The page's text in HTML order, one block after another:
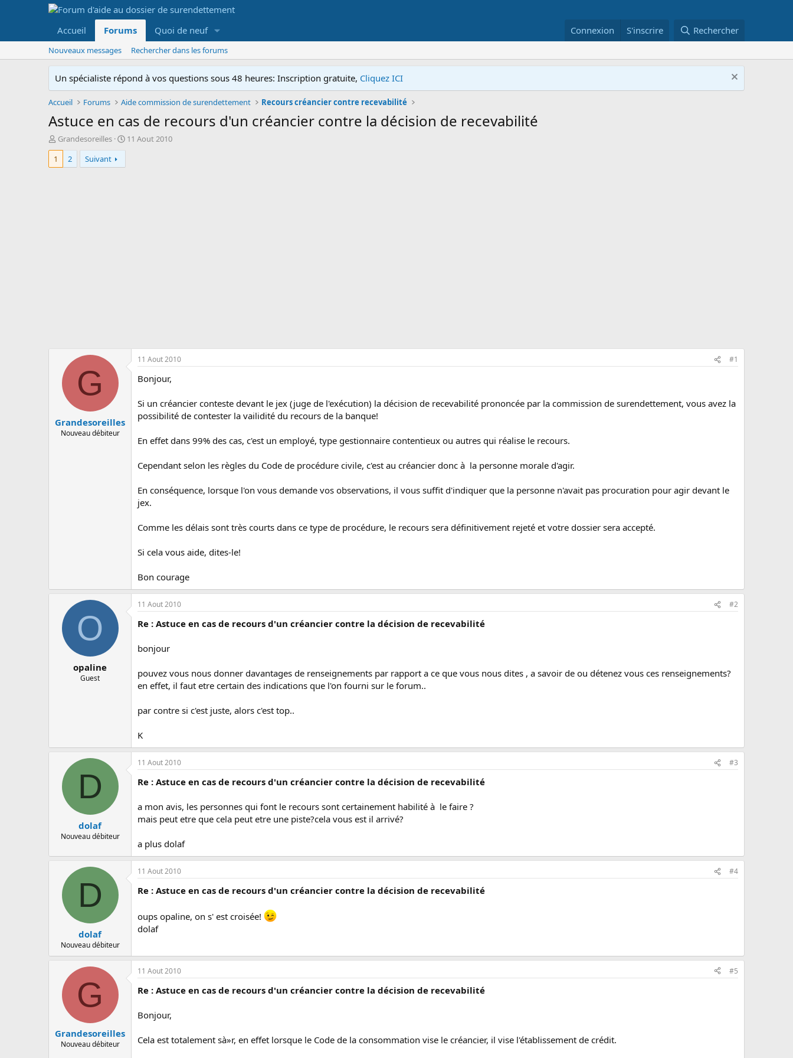
Accueil Forums Quoi de neuf Connexion S'inscrire Rechercher
Nouveaux messages Rechercher dans les forums
Un spécialiste répond à vos questions sous 48 heures: Inscription gratuite, Cliquez ICI
Accueil Forums Aide commission de surendettement Recours créancier contre recevabilité
Astuce en cas de recours d'un créancier contre la décision de recevabilité
A
u
e
Grandesoreilles
D11 Aout 2010
1
2 Suivant
G
Grandesoreilles
Nouveau débiteur
11 Aout 2010 #1
Bonjour,
Si un créancier conteste devant le jex (juge de l'exécution) la décision de recevabilité prononcée par la commission de surendettement, vous avez la
possibilité de contester la vailidité du recours de la banque!
En effet dans 99% des cas, c'est un employé, type gestionnaire contentieux ou autres qui réalise le recours.
Cependant selon les règles du Code de procédure civile, c'est au créancier donc à la personne morale d'agir.
En conséquence, lorsque l'on vous demande vos observations, il vous suffit d'indiquer que la personne n'avait pas procuration pour agir devant le
jex.
Comme les délais sont très courts dans ce type de procédure, le recours sera définitivement rejeté et votre dossier sera accepté.
Si cela vous aide, dites-le!
Bon courage
O
opaline
Guest
11 Aout 2010 #2
Re : Astuce en cas de recours d'un créancier contre la décision de recevabilité
bonjour
pouvez vous nous donner davantages de renseignements par rapport a ce que vous nous dites , a savoir de ou détenez vous ces renseignements?
en effet, il faut etre certain des indications que l'on fourni sur le forum..
par contre si c'est juste, alors c'est top..
K
D
dolaf
Nouveau débiteur
11 Aout 2010 #3
Re : Astuce en cas de recours d'un créancier contre la décision de recevabilité
a mon avis, les personnes qui font le recours sont certainement habilité à le faire ?
mais peut etre que cela peut etre une piste?cela vous est il arrivé?
a plus dolaf
D
dolaf
Nouveau débiteur
11 Aout 2010 #4
Re : Astuce en cas de recours d'un créancier contre la décision de recevabilité
oups opaline, on s' est croisée!
dolaf
G
Grandesoreilles
Nouveau débiteur
11 Aout 2010 #5
Re : Astuce en cas de recours d'un créancier contre la décision de recevabilité
Bonjour,
Cela est totalement sà»r, en effet lorsque le Code de la consommation vise le créancier, il vise l'établissement de crédit.